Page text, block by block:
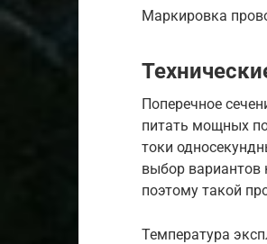
Маркировка
Поперечное
питать мощных
токи
выбор вариантов
поэтому такой
Температура